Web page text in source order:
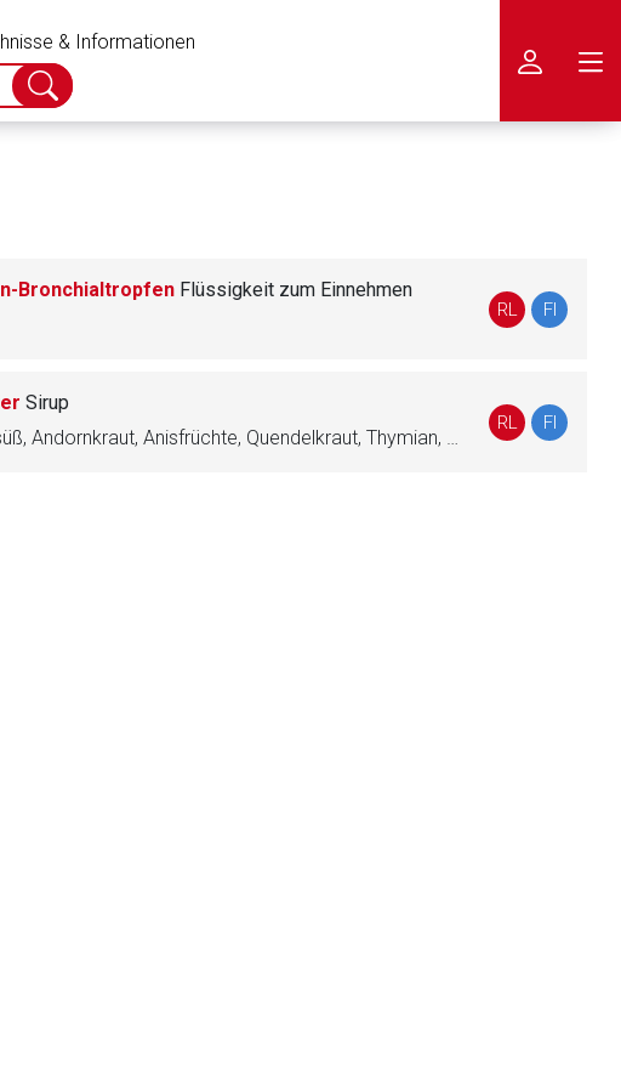
& Informationen
Suche
abschicken
Bronchialtropfen Flüssigkeit zum Einnehmen
RL FI
Sirup
Eibischwurzel, Bittersüß, Andornkraut, Anisfrüchte, Quendelkraut, Thymian, Drosera (HOM), Gerstenmalz-Extrakt, Cephaelis ipecacuanha (HOM), Pulsatilla (HOM)
RL FI